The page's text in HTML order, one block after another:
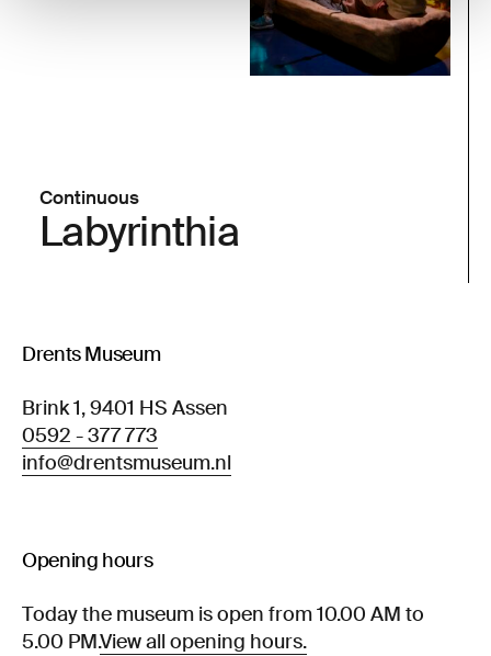
Continuous
Labyrinthia
Drents Museum
Brink 1, 9401 HS Assen
0592 - 377 773
info@drentsmuseum.nl
Opening hours
Today the museum is open from 10.00 AM to
5.00 PM.View all opening hours.